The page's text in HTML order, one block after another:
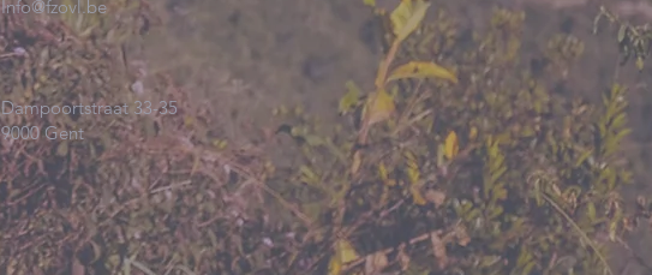
Info@fzovl.be
Dampoortstraat 33-35
9000 Gent